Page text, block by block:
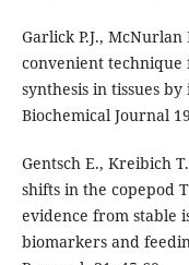
Garlick P.J.,
convenient
synthesis in tissues
Biochemical Journal
Gentsch E., Kreibich
shifts in the copepod
evidence from stable
biomarkers and